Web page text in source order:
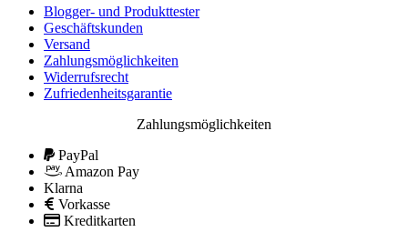
Blogger- und Produkttester
Geschäftskunden
Versand
Zahlungsmöglichkeiten
Widerrufsrecht
Zufriedenheitsgarantie
Zahlungsmöglichkeiten
PayPal
Amazon Pay
Klarna
Vorkasse
Kreditkarten